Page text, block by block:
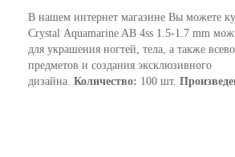
В нашем интернет магазине Вы можете
Crystal Aquamarine AB 4ss 1.5-1.7 mm
для украшения ногтей, тела, а также
предметов и создания эксклюзивного
дизайна. Количество: 100 шт.